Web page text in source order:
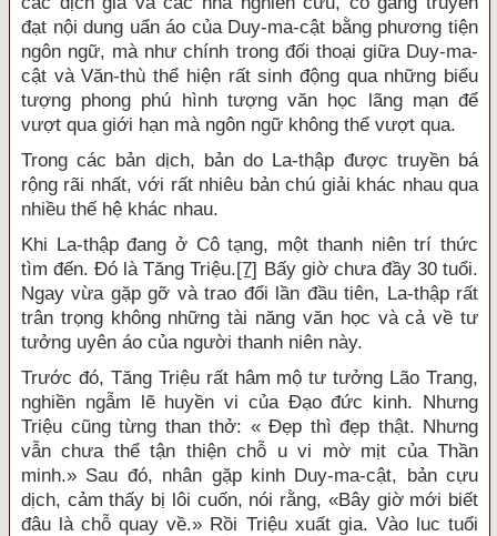
đạt nội dung uẩn áo của Duy-ma-cật bằng phương tiện
ngôn ngữ, mà như chính trong đối thoại giữa Duy-ma-
cật và Văn-thù thể hiện rất sinh động qua những biểu
tượng phong phú hình tượng văn học lãng mạn để
vượt qua giới hạn mà ngôn ngữ không thể vượt qua.
Trong các bản dịch, bản do La-thập được truyền bá
rộng rãi nhất, với rất nhiêu bản chú giải khác nhau qua
nhiều thế hệ khác nhau.
Khi La-thập đang ở Cô tạng, một thanh niên trí thức
tìm đến. Đó là Tăng Triệu.[7] Bấy giờ chưa đầy 30 tuổi.
Ngay vừa gặp gỡ và trao đổi lần đầu tiên, La-thập rất
trân trọng không những tài năng văn học và cả về tư
tưởng uyên áo của người thanh niên này.
Trước đó, Tăng Triệu rất hâm mộ tư tưởng Lão Trang,
nghiền ngẫm lẽ huyền vi của Đạo đức kinh. Nhưng
Triệu cũng từng than thở: « Đẹp thì đẹp thật. Nhưng
vẫn chưa thể tận thiện chỗ u vi mờ mịt của Thần
minh.» Sau đó, nhân gặp kinh Duy-ma-cật, bản cựu
dịch, cảm thấy bị lôi cuốn, nói rằng, «Bây giờ mới biết
đâu là chỗ quay về.» Rồi Triệu xuất gia. Vào luc tuổi